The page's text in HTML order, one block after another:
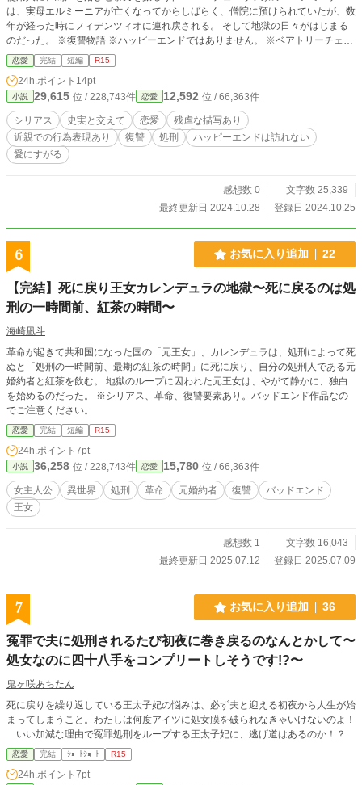
は、実母エルミーニアが亡くなってからしばらく、僧院に預けられていたが、数
年が経った時にフィデンツィオに連れ戻される。 そして地獄の日々がはじまる
のだった。 ※復讐物語 ※ハッピーエンドではありません。 ※ベアトリーチェ・
チェンチの、チェンチ家の悲劇を元に物語を書いています。 ※史実と異なると
ころもありますので、完全な歴史小説ではありません。 ※ハッピーなことはあ
りません。 ※残虐、近親での行為表現もあります。 コメントをいただけるのは
嬉しいですが、コメントを読む人のことをよく考えてからご記入いただきますよ
うお願いします。 この一文をご理解いただけない方のコメントは削除させてい
ただきます。
恋愛 完結 短編 R15
24h.ポイント 14pt
小説 29,615 位 / 228,743件 恋愛 12,592 位 / 66,363件
シリアス 史実と交えて 恋愛
残虐な描写あり
近親での行為表現あり
復讐 処刑
ハッピーエンドは訪れない
愛にすがる
感想数 0
文字数 25,339
最終更新日 2024.10.28
登録日 2024.10.25
6 お気に入り追加 22
【完結】死に戻り王女カレンデュラの地獄〜死に戻るのは処
刑の一時間前、紅茶の時間〜
海崎凪斗
革命が起きて共和国になった国の「元王女」、カレンデュラは、処刑によって死
ぬと「処刑の一時間前、最期の紅茶の時間」に死に戻り、自分の処刑人である元
婚約者と紅茶を飲む。 地獄のループに囚われた元王女は、やがて静かに、独白
を始めるのだった。 ※シリアス、革命、復讐要素あり。バッドエンド作品なの
でご注意ください。
恋愛 完結 短編 R15
24h.ポイント 7pt
小説 36,258 位 / 228,743件 恋愛 15,780 位 / 66,363件
女主人公 異世界 処刑 革命 元婚約者 復讐
バッドエンド
王女
感想数 1
文字数 16,043
最終更新日 2025.07.12
登録日 2025.07.09
7 お気に入り追加 36
冤罪で夫に処刑されるたび初夜に巻き戻るのなんとかして〜
処女なのに四十八手をコンプリートしそうです!?〜
鬼ヶ咲あちたん
死に戻りを繰り返している王太子妃の悩みは、必ず夫と迎える初夜から人生が始
まってしまうこと。わたしは何度アイツに処女膜を破られなきゃいけないのよ！
いい加減な理由で冤罪処刑をループする王太子妃に、逃げ道はあるのか！？
恋愛 完結 ｼｮｰﾄｼｮｰﾄ R15
24h.ポイント 7pt